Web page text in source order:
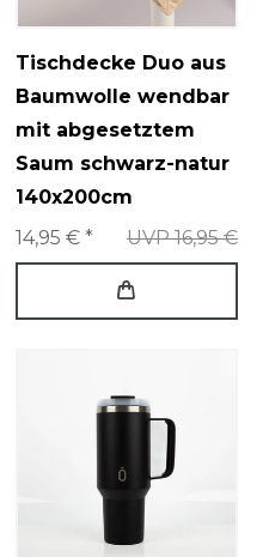
Tischdecke Duo aus
Baumwolle wendbar
mit abgesetztem
Saum schwarz-natur
140x200cm
UVP 16,95 €
14,95 € *